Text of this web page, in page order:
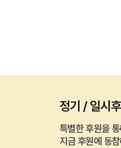
정기 / 일시
특별한 후원을
지금 후원에 동